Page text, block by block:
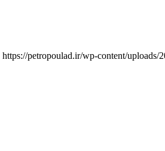
https://petropoulad.ir/wp-content/uploads/